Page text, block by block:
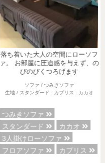
落ち着いた大人の空間にローソフ
ァ。 お部屋に圧迫感を与えず、の
びのびくつろげます
ソファ / つみきソファ
生地 / スタンダード : カプリス : カカオ
つみきソファ
スタンダード
カカオ
3人掛けローソファ
フロアソファ
カプリス